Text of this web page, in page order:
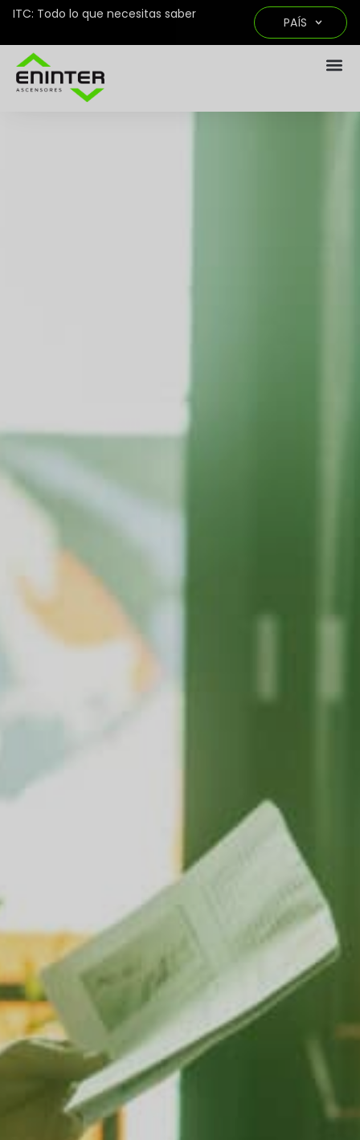
ITC: Todo lo que necesitas saber
PAÍS